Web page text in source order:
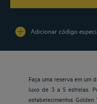
Adicionar código
Faça uma reserva em um
luxo de 3 a 5 estrelas.
estabelecimentos